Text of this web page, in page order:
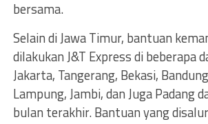
bersama.
Selain di Jawa Timur, bantuan
dilakukan J&T Express di beberapa
Jakarta, Tangerang, Bekasi,
Lampung, Jambi, dan Juga Padang
bulan terakhir. Bantuan yang